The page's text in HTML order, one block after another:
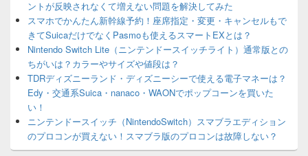
ントが反映されなくて増えない問題を解決してみた
スマホでかんたん新幹線予約！座席指定・変更・キャンセルもで
きてSuicaだけでなくPasmoも使えるスマートEXとは？
Nintendo Switch Lite（ニンテンドースイッチライト）通常版との
ちがいは？カラーやサイズや値段は？
TDRディズニーランド・ディズニーシーで使える電子マネーは？
Edy・交通系Suica・nanaco・WAONでポップコーンを買いた
い！
ニンテンドースイッチ（NintendoSwitch）スマブラエディション
のプロコンが買えない！スマブラ版のプロコンは故障しない？